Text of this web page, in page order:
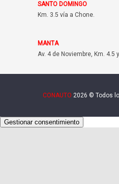
SANTO DOMINGO
Km. 3.5 vía a Chone.
MANTA
Av. 4 de Noviembre, Km. 4.5
CONAUTO 2026 © Todos
Gestionar consentimiento